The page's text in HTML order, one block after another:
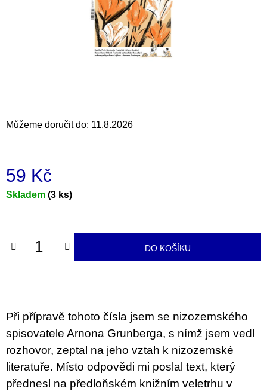
Můžeme doručit do: 11.8.2026
59 Kč
Měrná
Skladem (3 ks)
DO KOŠÍKU
Při přípravě tohoto čísla jsem se nizozemského
spisovatele Arnona Grunberga, s nímž jsem vedl
rozhovor, zeptal na jeho vztah k nizozemské
literatuře. Místo odpovědi mi poslal text, který
přednesl na předloňském knižním veletrhu v
D
u
e
JMÉNO
380
Kč